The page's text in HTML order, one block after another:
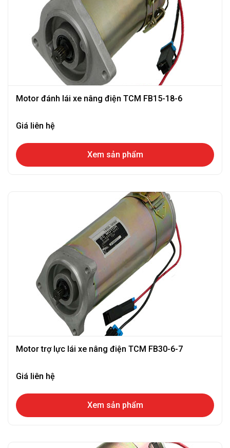
Motor đánh lái xe nâng điện TCM FB15-18-6
Giá liên hệ
Xem sản phẩm
Motor trợ lực lái xe nâng điện TCM FB30-6-7
Giá liên hệ
Xem sản phẩm